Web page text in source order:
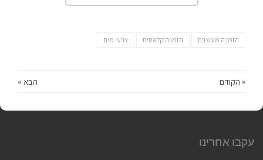
הזמנה מעוצבת הזמנה קלאסית צבעי מים
« הקודם הבא »
עקבו אחרינו